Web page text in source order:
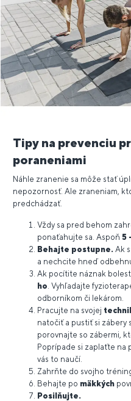
Tipy na prevenciu
poraneniami
Náhle zranenie sa môže stať
nepozornosť. Ale zraneniam,
predchádzať.
Vždy sa pred behom
ponaťahujte sa. Aspoň 5
Behajte postupne. Ak
a nechcite hneď
Ak pocítite náznak
ho . Vyhľadajte
odborníkom či lekárom.
Pracujte na svojej
natočiť a pustiť si zábery
porovnajte so zábermi,
Poprípade si zaplaťte
vás to naučí.
Zahrňte do svojho
Behajte po mäkkých
Posilňujte.